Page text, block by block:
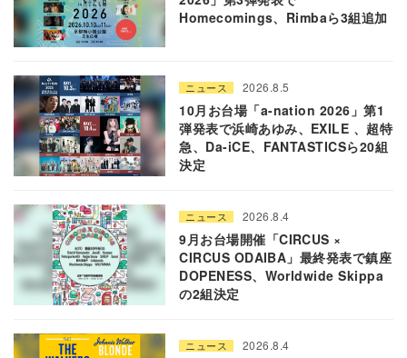
Homecomings、Rimbaら3組追加
ニュース 2026.8.5
10月お台場「a-nation 2026」第1
弾発表で浜崎あゆみ、EXILE 、超特
急、Da-iCE、FANTASTICSら20組
決定
ニュース 2026.8.4
9月お台場開催「CIRCUS ×
CIRCUS ODAIBA」最終発表で鎮座
DOPENESS、Worldwide Skippa
の2組決定
ニュース 2026.8.4